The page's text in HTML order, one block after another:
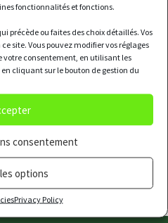
fonctionnalités et fonctions.
précède ou faites des choix détaillés. Vos
site. Vous pouvez modifier vos réglages
consentement, en utilisant les
cliquant sur le bouton de gestion du
consentement
options
Privacy Policy
out a
become an
change"
about it!